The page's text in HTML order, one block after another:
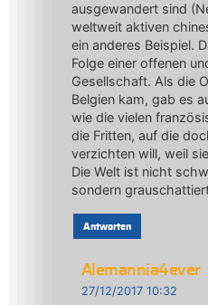
ausgewandert sind
weltweit aktiven
ein anderes Beispiel.
Folge einer offenen
Gesellschaft. Als die
Belgien kam, gab es
wie die vielen
die Fritten, auf die
verzichten will, weil
Die Welt ist nicht
sondern
Antworten
Alemannia4ever
27/12/2017 10:32